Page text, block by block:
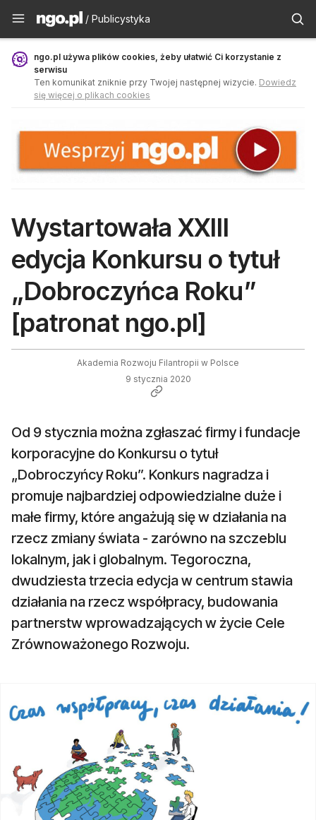
Publicystyka - ngo.pl
/ Publicystyka
ngo.pl używa plików cookies, żeby ułatwić Ci korzystanie z
serwisu
Ten komunikat zniknie przy Twojej następnej wizycie. Dowiedz
się więcej o plikach cookies
Wystartowała XXIII
edycja Konkursu o tytuł
„Dobroczyńca Roku”
[patronat ngo.pl]
Akademia Rozwoju Filantropii w Polsce
9 stycznia 2020
Od 9 stycznia można zgłaszać firmy i fundacje
korporacyjne do Konkursu o tytuł
„Dobroczyńcy Roku”. Konkurs nagradza i
promuje najbardziej odpowiedzialne duże i
małe firmy, które angażują się w działania na
rzecz zmiany świata - zarówno na szczeblu
lokalnym, jak i globalnym. Tegoroczna,
dwudziesta trzecia edycja w centrum stawia
działania na rzecz współpracy, budowania
partnerstw wprowadzających w życie Cele
Zrównoważonego Rozwoju.